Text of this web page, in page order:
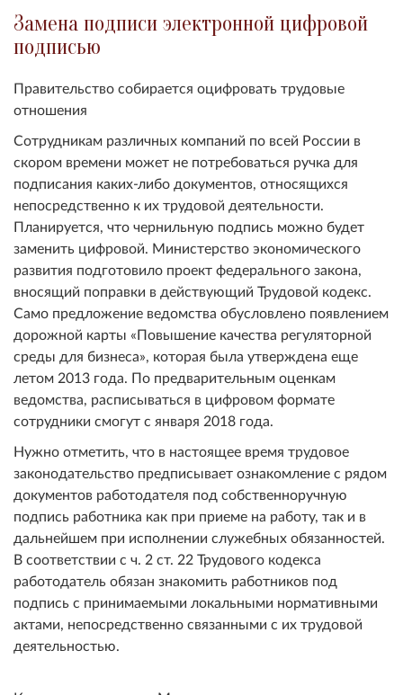
Замена подписи электронной цифровой
подписью
Правительство собирается оцифровать трудовые
отношения
Сотрудникам различных компаний по всей России в
скором времени может не потребоваться ручка для
подписания каких-либо документов, относящихся
непосредственно к их трудовой деятельности.
Планируется, что чернильную подпись можно будет
заменить цифровой. Министерство экономического
развития подготовило проект федерального закона,
вносящий поправки в действующий Трудовой кодекс.
Само предложение ведомства обусловлено появлением
дорожной карты «Повышение качества регуляторной
среды для бизнеса», которая была утверждена еще
летом 2013 года. По предварительным оценкам
ведомства, расписываться в цифровом формате
сотрудники смогут с января 2018 года.
Нужно отметить, что в настоящее время трудовое
законодательство предписывает ознакомление с рядом
документов работодателя под собственноручную
подпись работника как при приеме на работу, так и в
дальнейшем при исполнении служебных обязанностей.
В соответствии с ч. 2 ст. 22 Трудового кодекса
работодатель обязан знакомить работников под
подпись с принимаемыми локальными нормативными
актами, непосредственно связанными с их трудовой
деятельностью.